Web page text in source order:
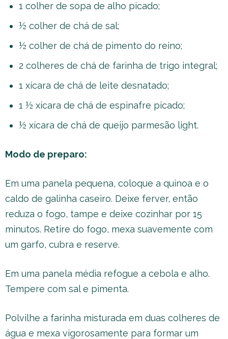
1 colher de sopa de alho picado;
½ colher de chá de sal;
½ colher de chá de pimento do reino;
2 colheres de chá de farinha de trigo integral;
1 xícara de chá de leite desnatado;
1 ½ xícara de chá de espinafre picado;
½ xícara de chá de queijo parmesão light.
Modo de preparo:
Em uma panela pequena, coloque a quinoa e o
caldo de galinha caseiro. Deixe ferver, então
reduza o fogo, tampe e deixe cozinhar por 15
minutos. Retire do fogo, mexa suavemente com
um garfo, cubra e reserve.
Em uma panela média refogue a cebola e alho.
Tempere com sal e pimenta.
Polvilhe a farinha misturada em duas colheres de
água e mexa vigorosamente para formar um